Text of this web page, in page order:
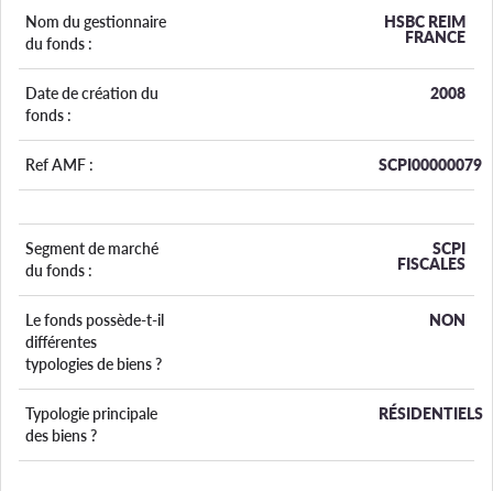
Nom du gestionnaire
du fonds :
HSBC REIM
FRANCE
Date de création du
fonds :
2008
Ref AMF : SCPI00000079
Segment de marché
du fonds :
SCPI
FISCALES
Le fonds possède-t-il
différentes
typologies de biens ?
NON
Typologie principale
des biens ?
RÉSIDENTIELS